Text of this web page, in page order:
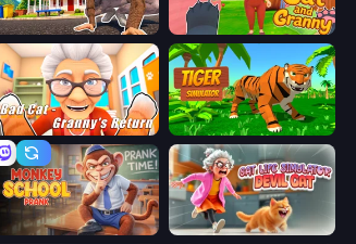
I Am Quadrober! Cat and Granny 2
Bad Cat - Granny's Return Tiger Simulator 3D
Monkey School Prank Cat Life Simulator: Devil Cat